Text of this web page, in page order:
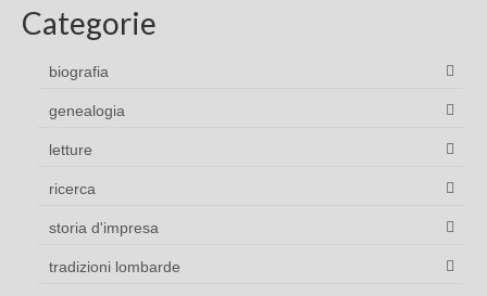
Categorie
biografia
genealogia
letture
ricerca
storia d'impresa
tradizioni lombarde